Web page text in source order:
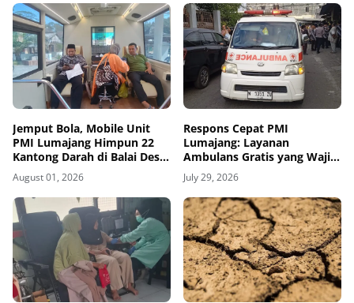
Jemput Bola, Mobile Unit
PMI Lumajang Himpun 22
Kantong Darah di Balai Desa
Jatirejo Kunir
August 01, 2026
Respons Cepat PMI
Lumajang: Layanan
Ambulans Gratis yang Wajib
Diketahui Warga
July 29, 2026